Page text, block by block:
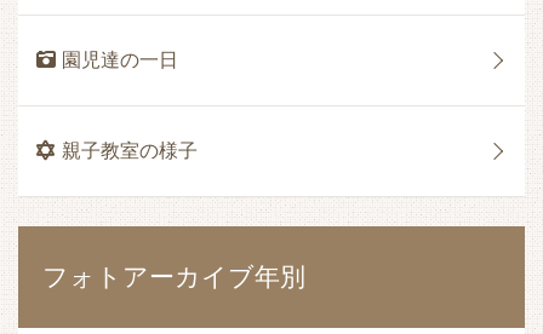
園児達の一日
親子教室の様子
フォトアーカイブ年別